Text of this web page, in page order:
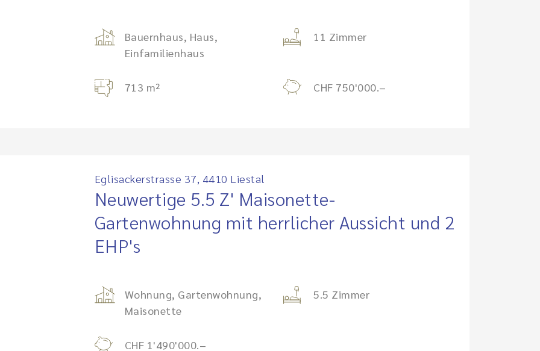
Bauernhaus, Haus,
Einfamilienhaus
11 Zimmer
713 m² CHF 750'000.–
Eglisackerstrasse 37, 4410 Liestal
Neuwertige 5.5 Z' Maisonette-
Gartenwohnung mit herrlicher Aussicht und 2
EHP's
Wohnung, Gartenwohnung,
Maisonette
5.5 Zimmer
CHF 1'490'000.–